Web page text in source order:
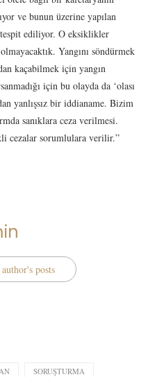
ve bunun üzerine yapılan
ediliyor. O eksiklikler
Yangını söndürmek
kaçabilmek için yangın
için bu olayda da ‘olası
yanlışsız bir iddianame. Bizim
sanıklara ceza verilmesi.
cezalar sorumlulara verilir.”
author's posts
SORUŞTURMA